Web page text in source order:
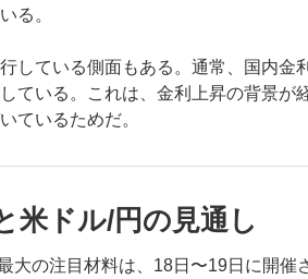
る。
している側面もある。通常、国内
ている。これは、金利上昇の背景が
ているためだ。
米ドル/円の見通し
大の注目材料は、18日〜19日に開催